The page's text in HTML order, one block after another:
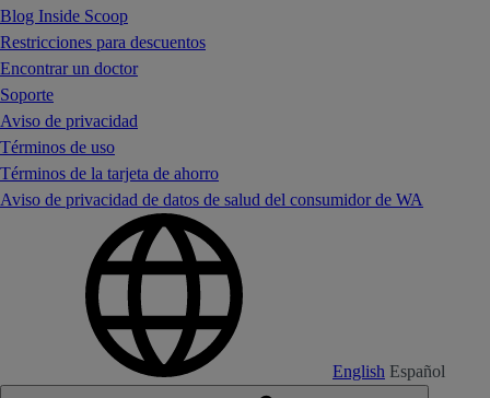
Blog Inside Scoop
Restricciones para descuentos
Encontrar un doctor
Soporte
Aviso de privacidad
Términos de uso
Términos de la tarjeta de ahorro
Aviso de privacidad de datos de salud del consumidor de WA
English Español